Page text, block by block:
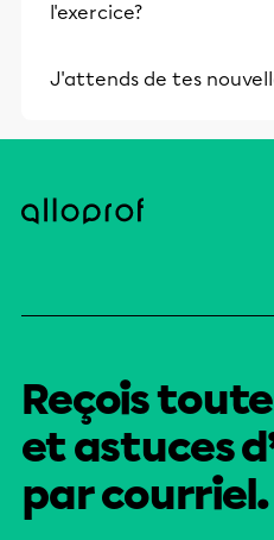
l'exercice?
J'attends de tes
Reçois
et astuces
par courriel.